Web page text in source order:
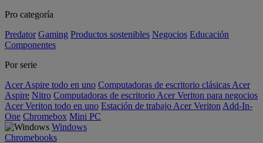
Pro categoría
Predator Gaming Productos sostenibles Negocios Educación
Componentes
Por serie
Acer Aspire todo en uno Computadoras de escritorio clásicas Acer
Aspire Nitro Computadoras de escritorio Acer Veriton para negocios
Acer Veriton todo en uno Estación de trabajo Acer Veriton Add-In-
One Chromebox Mini PC
Windows
Chromebooks